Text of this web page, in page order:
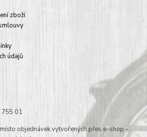
zboží
údajů
755 01
objednávek vytvořených přes e-shop -